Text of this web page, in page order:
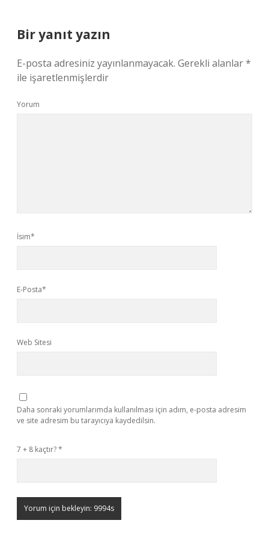
Bir yanıt yazın
E-posta adresiniz yayınlanmayacak. Gerekli alanlar*
ile işaretlenmişlerdir
Yorum
İsim*
E-Posta*
Web Sitesi
Daha sonraki yorumlarımda kullanılması için adım, e-posta adresim
ve site adresim bu tarayıcıya kaydedilsin.
7 + 8 kaçtır?*